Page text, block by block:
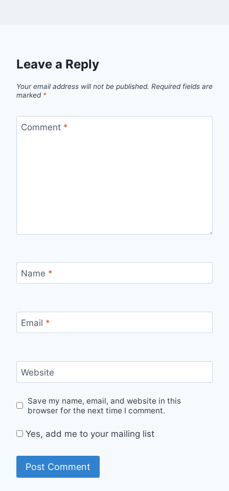
Leave a Reply
Your email address will not be published. Required fields are
marked *
Comment *
Name *
Email *
Website
Save my name, email, and website in this
browser for the next time I comment.
Yes, add me to your mailing list